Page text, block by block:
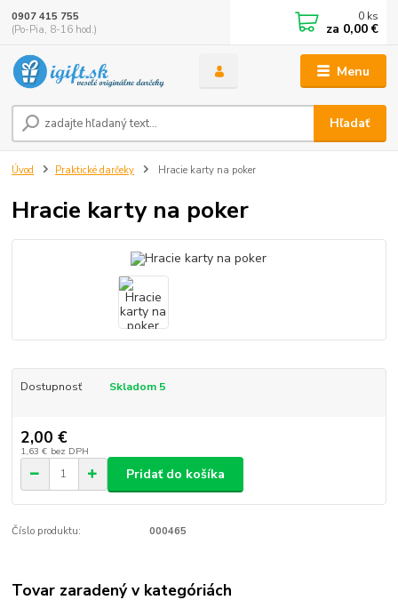
Menu
Hľadať
0907 415 755
(Po-Pia, 8-16 hod.)
0 ks
za 0,00 €
Úvod Praktické darčeky Hracie karty na poker
Hracie karty na poker
Dostupnosť Skladom 5
2,00 €
1,63 € bez DPH
Pridať do košíka
Číslo produktu: 000465
Tovar zaradený v kategóriách